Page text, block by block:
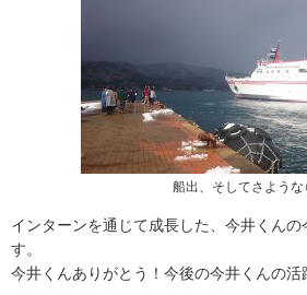
船出、そしてさような
インターンを通じて成長した、今井くん
す。
今井くんありがとう！今後の今井くんの活